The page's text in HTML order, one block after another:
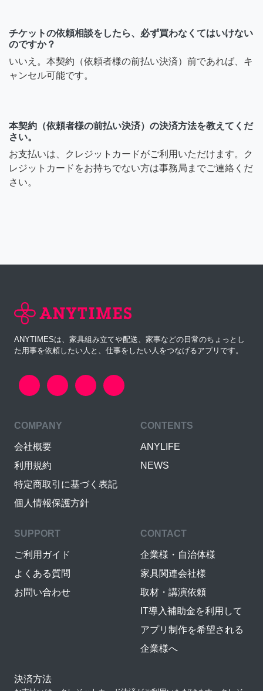
チケットの依頼相談をしたら、必ず買わなくてはいけない
のですか？
いいえ。本契約（依頼者様の前払い決済）前であれば、キ
ャンセル可能です。
本契約（依頼者様の前払い決済）の決済方法を教えてくだ
さい。
お支払いは、クレジットカードがご利用いただけます。ク
レジットカードをお持ちでない方は事務局までご連絡くだ
さい。
ANYTIMESは、家具組み立てや配送、家事などの日常のちょっとし
た用事を依頼したい人と、仕事をしたい人をつなげるアプリです。
COMPANY
会社概要
利用規約
特定商取引に基づく表記
個人情報保護方針
CONTENTS
ANYLIFE
NEWS
SUPPORT
ご利用ガイド
よくある質問
お問い合わせ
CONTACT
企業様・自治体様
家具関連会社様
取材・講演依頼
IT導入補助金を利用して
アプリ制作を希望される
企業様へ
決済方法